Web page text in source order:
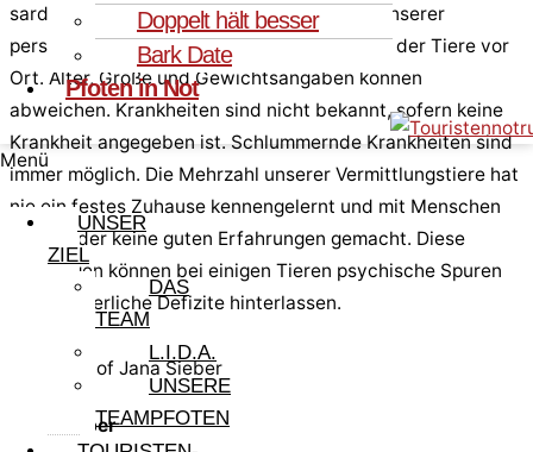
Doppelt hält besser
Bark Date
Pfoten in Not
Menü
UNSER
ZIEL
DAS
TEAM
L.I.D.A.
UNSERE
TEAMPFOTEN
sardischen Kollegen und Tierärzten sowie unserer
persönlichen Einschätzung bei der Sichtung der Tiere vor
Ort. Alter, Größe und Gewichtsangaben können
abweichen. Krankheiten sind nicht bekannt, sofern keine
Krankheit angegeben ist. Schlummernde Krankheiten sind
immer möglich. Die Mehrzahl unserer Vermittlungstiere hat
nie ein festes Zuhause kennengelernt und mit Menschen
wenig oder keine guten Erfahrungen gemacht. Diese
Prägungen können bei einigen Tieren psychische Spuren
oder körperliche Defizite hinterlassen.
Jana Sieber